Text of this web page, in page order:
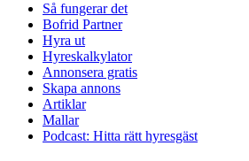
Så fungerar det
Bofrid Partner
Hyra ut
Hyreskalkylator
Annonsera gratis
Skapa annons
Artiklar
Mallar
Podcast: Hitta rätt hyresgäst